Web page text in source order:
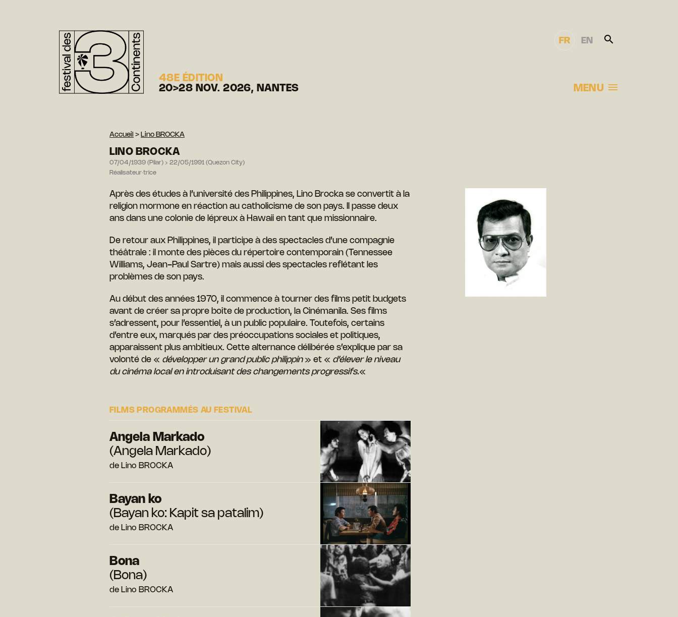
48E ÉDITION
20>28 NOV. 2026, NANTES
FR EN
MENU
Accueil > Lino BROCKA
LINO BROCKA
07/04/1939 (Pilar) › 22/05/1991 (Quezon City)
Réalisateur·trice
Après des études à l’université des Philippines, Lino Brocka se convertit à la
religion mormone en réaction au catholicisme de son pays. Il passe deux
ans dans une colonie de lépreux à Hawaii en tant que missionnaire.
De retour aux Philippines, il participe à des spectacles d’une compagnie
théâtrale : il monte des pièces du répertoire contemporain (Tennessee
Williams, Jean-Paul Sartre) mais aussi des spectacles reflétant les
problèmes de son pays.
Au début des années 1970, il commence à tourner des films petit budgets
avant de créer sa propre boîte de production, la Cinémanila. Ses films
s’adressent, pour l’essentiel, à un public populaire. Toutefois, certains
d’entre eux, marqués par des préoccupations sociales et politiques,
apparaissent plus ambitieux. Cette alternance délibérée s’explique par sa
volonté de « développer un grand public philippin» et « d’élever le niveau
du cinéma local en introduisant des changements progressifs.«
FILMS PROGRAMMÉS AU FESTIVAL
Angela Markado
(Angela Markado)
de Lino BROCKA
Bayan ko
(Bayan ko: Kapit sa patalim)
de Lino BROCKA
Bona
(Bona)
de Lino BROCKA